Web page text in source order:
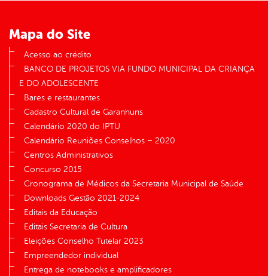
Mapa do Site
Acesso ao crédito
BANCO DE PROJETOS VIA FUNDO MUNICIPAL DA CRIANÇA
E DO ADOLESCENTE
Bares e restaurantes
Cadastro Cultural de Garanhuns
Calendário 2020 do IPTU
Calendário Reuniões Conselhos – 2020
Centros Administrativos
Concurso 2015
Cronograma de Médicos da Secretaria Municipal de Saúde
Downloads Gestão 2021-2024
Editais da Educação
Editais Secretaria de Cultura
Eleições Conselho Tutelar 2023
Empreendedor individual
Entrega de notebooks e amplificadores